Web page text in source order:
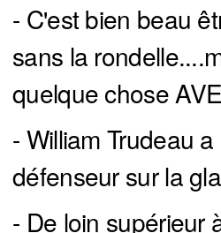
- C'est bien beau
sans la
quelque chose
- William Trudeau
défenseur sur la
- De loin supérieur